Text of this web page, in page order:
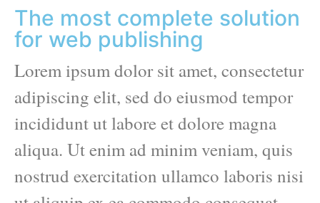
The most complete solution
for web publishing
Lorem ipsum dolor sit amet, consectetur
adipiscing elit, sed do eiusmod tempor
incididunt ut labore et dolore magna
aliqua. Ut enim ad minim veniam, quis
nostrud exercitation ullamco laboris nisi